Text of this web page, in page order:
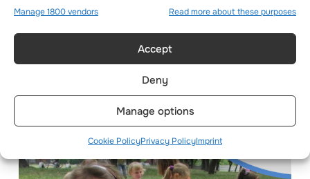
Manage 1800 vendors Read more about these purposes
Accept
Deny
Manage options
Cookie PolicyPrivacy PolicyImprint
多活动夏令营：在瑞士
学习英语